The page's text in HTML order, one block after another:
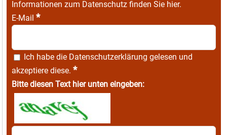
Informationen zum Datenschutz finden Sie hier.
E-Mail *
Ich habe die Datenschutzerklärung gelesen und
akzeptiere diese. *
Bitte diesen Text hier unten eingeben: